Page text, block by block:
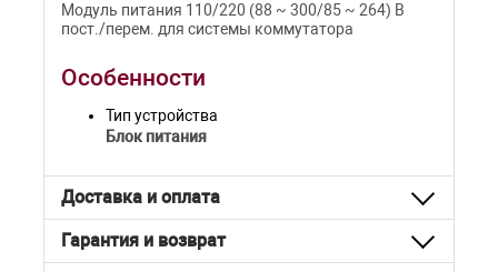
Модуль питания 110/220 (88 ~ 300/85 ~ 264) В
пост./перем. для системы коммутатора
Особенности
Тип устройства
Блок питания
Доставка и оплата
Гарантия и возврат